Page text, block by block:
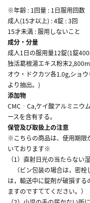
※年齢 : 1回量 : 1日服用回数
成人(15才以上) : 4錠 : 3回
15才未満 : 服用しないこと
成分・分量
成人1日の服用量12錠(1錠
独活葛根湯エキス粉末
オウ・ドクカツ各1.0g,ショ
より抽出。)
添加物
CMC‐Ca,ケイ酸アルミニウ
ースを含有する。
保管及び取扱上の注意
※こちらの商品は、使用期限
いております※
（1）直射日光の当たらない
（ビン包装の場合は，密栓
は，輸送中に錠剤が破損する
ますのですててください。）